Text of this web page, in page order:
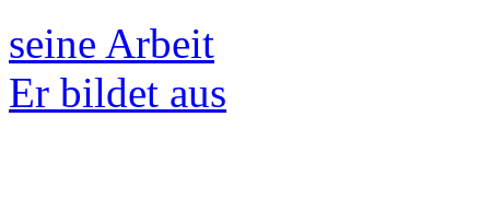
seine Arbeit
Er bildet aus